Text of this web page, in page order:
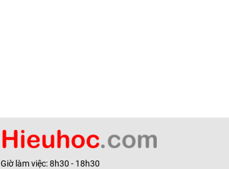
Giờ làm việc: 8h30 - 18h30